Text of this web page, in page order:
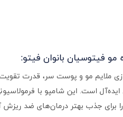
فیتوسیان بانوان فیتو:
ملایم مو و پوست سر، قدرت
جذب بهتر درمان‌های ضد ریزش